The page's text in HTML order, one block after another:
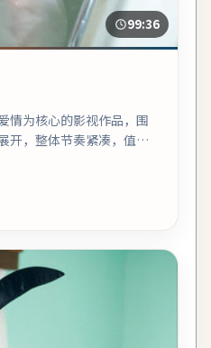
99:36
情为核心的影视作品，围
开，整体节奏紧凑，值得